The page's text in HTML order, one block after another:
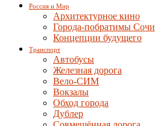
Россия и Мир
Архитектурное кино
Города-побратимы Сочи
Концепции будущего
Транспорт
Автобусы
Железная дорога
Вело-СИМ
Вокзалы
Обход города
Дублер